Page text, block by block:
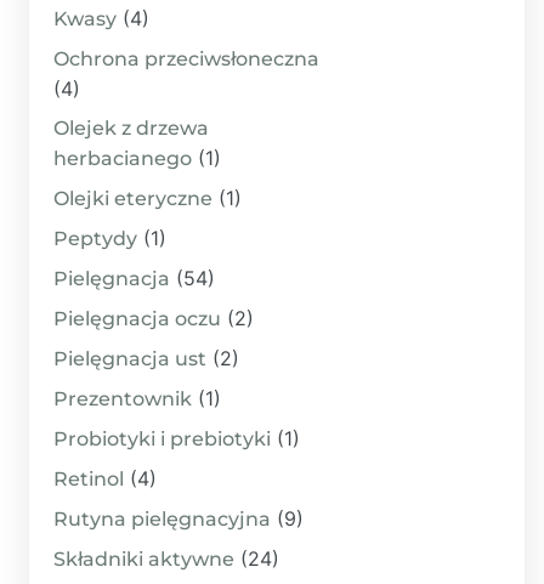
Kwasy (4)
Ochrona przeciwsłoneczna
(4)
Olejek z drzewa
herbacianego (1)
Olejki eteryczne (1)
Peptydy (1)
Pielęgnacja (54)
Pielęgnacja oczu (2)
Pielęgnacja ust (2)
Prezentownik (1)
Probiotyki i prebiotyki (1)
Retinol (4)
Rutyna pielęgnacyjna (9)
Składniki aktywne (24)